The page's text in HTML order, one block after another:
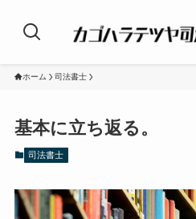
ホーム 司法書士
基本に立ち返る。
司法書士